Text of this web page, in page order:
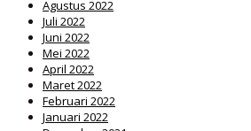
Agustus 2022
Juli 2022
Juni 2022
Mei 2022
April 2022
Maret 2022
Februari 2022
Januari 2022